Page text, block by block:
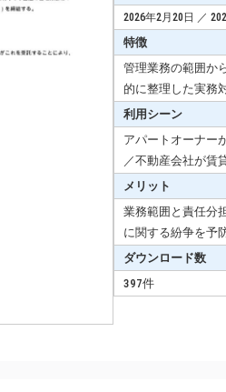
2026年2月20日 ／
特徴
管理業務の範囲か
的に整理した実務
利用シーン
アパートオーナー
／不動産会社が賃
メリット
業務範囲と責任分
に関する紛争を予
ダウンロード数
397件